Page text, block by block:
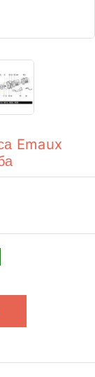
Emaux